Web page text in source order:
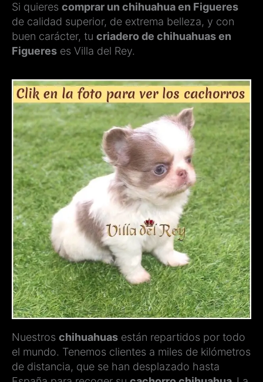
Si quieres comprar un chihuahua en Figueres
de calidad superior, de extrema belleza, y con
buen carácter, tu criadero de chihuahuas en
Figueres es Villa del Rey.
Nuestros chihuahuas están repartidos por todo
el mundo. Tenemos clientes a miles de kilómetros
de distancia, que se han desplazado hasta